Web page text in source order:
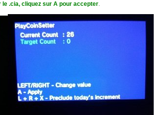
.cia, cliquez sur A pour accepter.